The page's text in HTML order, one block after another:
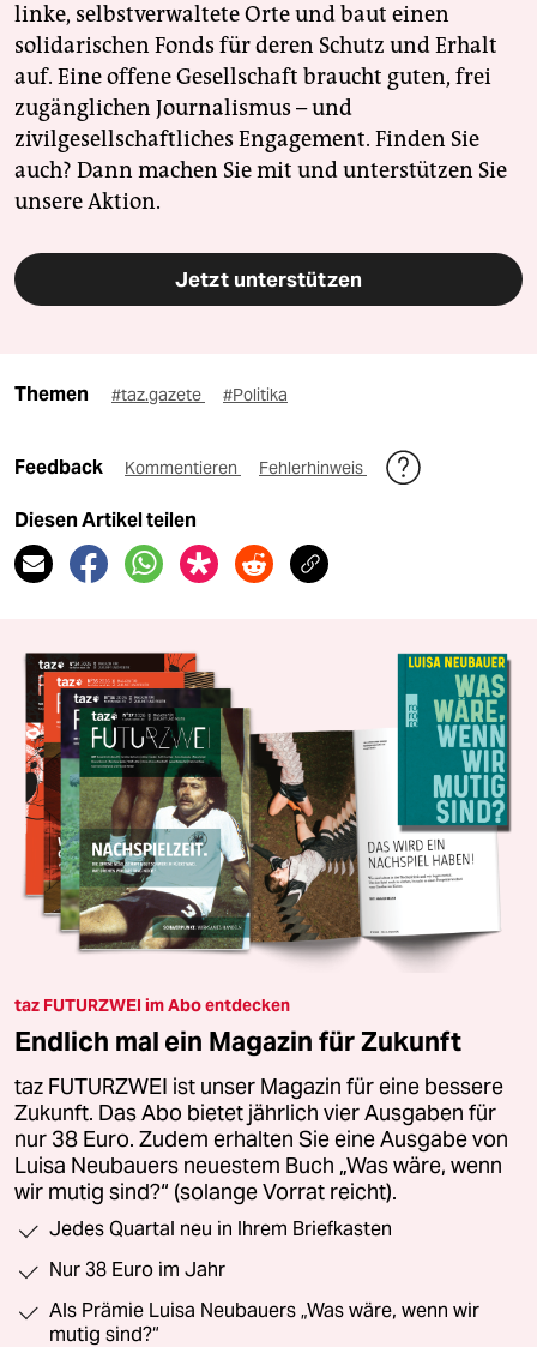
linke, selbstverwaltete Orte und baut einen
solidarischen Fonds für deren Schutz und Erhalt
auf. Eine offene Gesellschaft braucht guten, frei
zugänglichen Journalismus – und
zivilgesellschaftliches Engagement. Finden Sie
auch? Dann machen Sie mit und unterstützen Sie
unsere Aktion.
Jetzt unterstützen
Themen #taz.gazete #Politika
Feedback Kommentieren Fehlerhinweis
Diesen Artikel teilen
taz FUTURZWEI im Abo entdecken
Endlich mal ein Magazin für Zukunft
taz FUTURZWEI ist unser Magazin für eine bessere
Zukunft. Das Abo bietet jährlich vier Ausgaben für
nur 38 Euro. Zudem erhalten Sie eine Ausgabe von
Luisa Neubauers neuestem Buch „Was wäre, wenn
wir mutig sind?“ (solange Vorrat reicht).
Jedes Quartal neu in Ihrem Briefkasten
Nur 38 Euro im Jahr
Als Prämie Luisa Neubauers „Was wäre, wenn wir
mutig sind?“